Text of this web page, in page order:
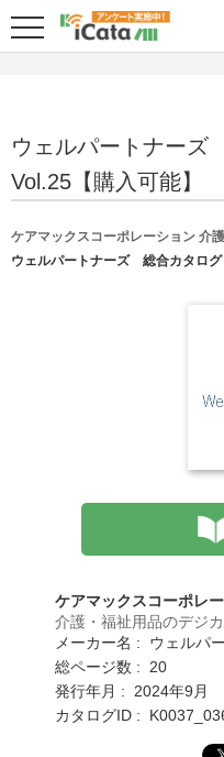
ウェルパートナー
Vol.25【購入可能】
ケアマックスコーポレーション 介
ウェルパートナーズ 総合カタロ
ケアマックスコーポレ
介護・福祉用品のデジ
メーカー名 : ウェルパ
総ページ数 : 20
発行年月 : 2024年9月
カタログID :